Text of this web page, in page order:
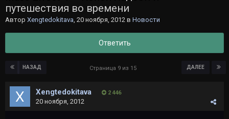
путешествия во времени
Автор Xengtedokitava, 20 ноября, 2012 в Новости
Ответить
НАЗАД ДАЛЕЕ
Страница 9 из 15
Xengtedokitava 2 446
20 ноября, 2012